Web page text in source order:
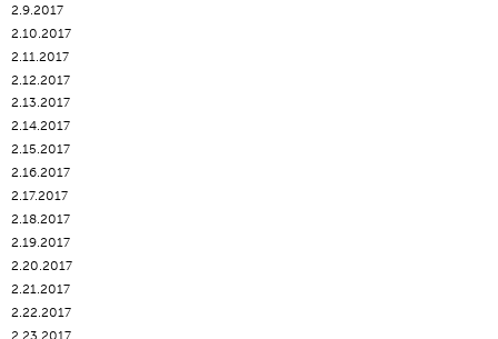
2.9.2017
2.10.2017
2.11.2017
2.12.2017
2.13.2017
2.14.2017
2.15.2017
2.16.2017
2.17.2017
2.18.2017
2.19.2017
2.20.2017
2.21.2017
2.22.2017
2.23.2017